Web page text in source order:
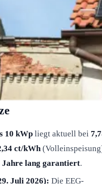
10 kWp liegt aktuell bei
ct/kWh
Jahre lang garantiert.
Juli 2026): Die EEG-